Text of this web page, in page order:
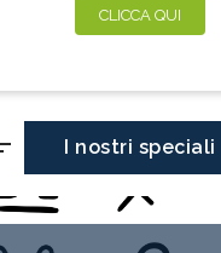
CLICCA QUI
I nostri speciali